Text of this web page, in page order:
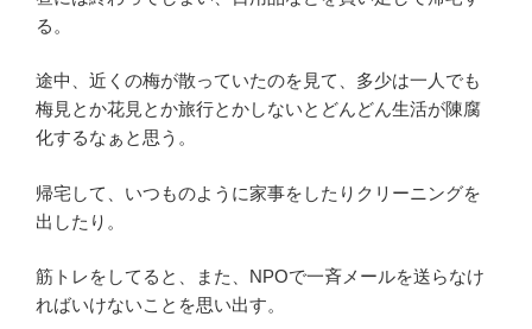
る。
途中、近くの梅が散っていたのを見て、多少は一人でも
梅見とか花見とか旅行とかしないとどんどん生活が陳腐
化するなぁと思う。
帰宅して、いつものように家事をしたりクリーニングを
出したり。
筋トレをしてると、また、NPOで一斉メールを送らなけ
ればいけないことを思い出す。